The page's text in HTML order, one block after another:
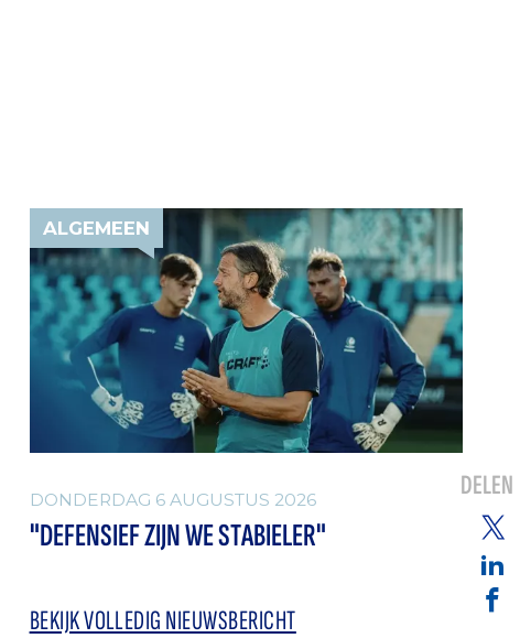
ALGEMEEN
DONDERDAG 6 AUGUSTUS 2026
"DEFENSIEF ZIJN WE STABIELER"
BEKIJK VOLLEDIG NIEUWSBERICHT
DELEN